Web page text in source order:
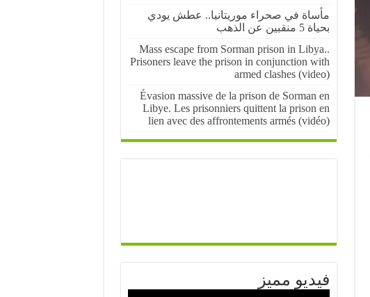
مأساة في صحراء موريتانيا.. عطش يودي
بحياة 5 منقبين عن الذهب
Mass escape from Sorman prison in Libya..
Prisoners leave the prison in conjunction with
armed clashes (video)
Évasion massive de la prison de Sorman en
Libye. Les prisonniers quittent la prison en
lien avec des affrontements armés (vidéo)
فيديو مميز